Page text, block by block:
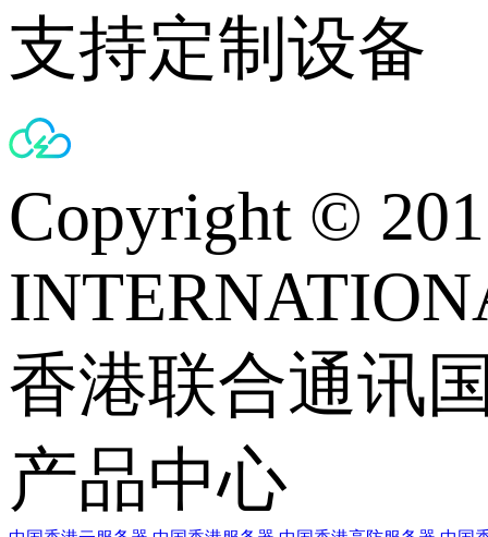
支持定制设备
Copyright ©
香港联合通讯
产品中心